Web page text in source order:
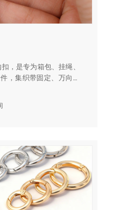
，是专为箱包、挂绳、
，集织带固定、万向旋
体化多功能结构上方：